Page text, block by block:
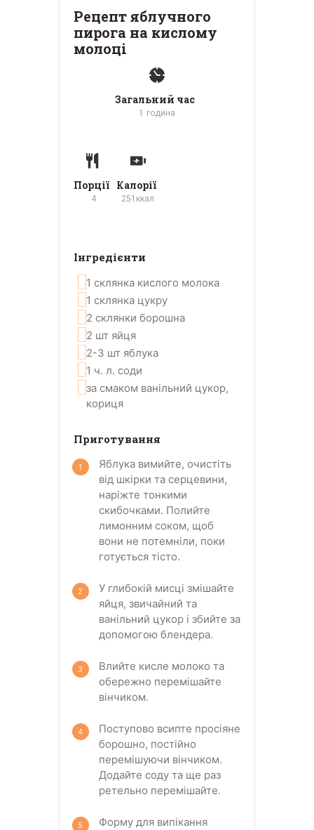
Рецепт яблучного
пирога на кислому
молоці
Загальний час
1 година
Порції
4
Калорії
251 ккал
Інгредієнти
1 склянка кислого молока
1 склянка цукру
2 склянки борошна
2 шт яйця
2-3 шт яблука
1 ч. л. соди
за смаком ванільний цукор,
кориця
Приготування
Яблука вимийте, очистіть
від шкірки та серцевини,
наріжте тонкими
скибочками. Полийте
лимонним соком, щоб
вони не потемніли, поки
готується тісто.
У глибокій мисці змішайте
яйця, звичайний та
ванільний цукор і збийте за
допомогою блендера.
Влийте кисле молоко та
обережно перемішайте
вінчиком.
Поступово всипте просіяне
борошно, постійно
перемішуючи вінчиком.
Додайте соду та ще раз
ретельно перемішайте.
Форму для випікання